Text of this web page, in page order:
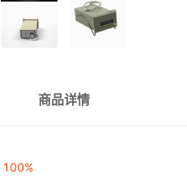
商品详情
100%